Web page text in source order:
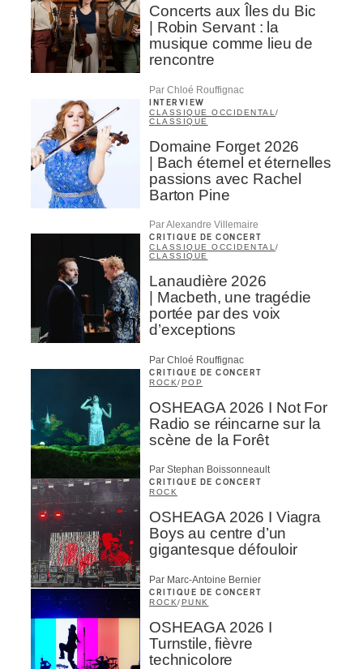
Concerts aux Îles du Bic
| Robin Servant : la
musique comme lieu de
rencontre
Par Chloé Rouffignac
INTERVIEW
CLASSIQUE OCCIDENTAL /
CLASSIQUE
Domaine Forget 2026
| Bach éternel et éternelles
passions avec Rachel
Barton Pine
Par Alexandre Villemaire
CRITIQUE DE CONCERT
CLASSIQUE OCCIDENTAL/
CLASSIQUE
Lanaudière 2026
| Macbeth, une tragédie
portée par des voix
d’exceptions
Par Chloé Rouffignac
CRITIQUE DE CONCERT
ROCK/POP
OSHEAGA 2026 I Not For
Radio se réincarne sur la
scène de la Forêt
Par Stephan Boissonneault
CRITIQUE DE CONCERT
ROCK
OSHEAGA 2026 I Viagra
Boys au centre d’un
gigantesque défouloir
Par Marc-Antoine Bernier
CRITIQUE DE CONCERT
ROCK/PUNK
OSHEAGA 2026 I
Turnstile, fièvre
technicolore